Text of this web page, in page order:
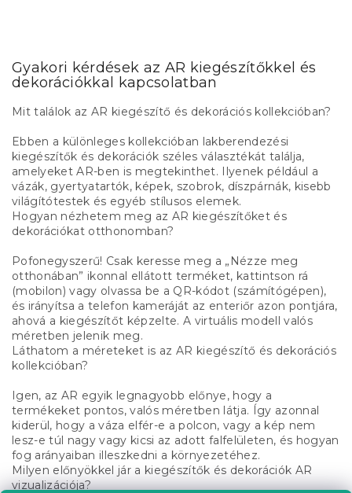
Gyakori kérdések az AR kiegészítőkkel és
dekorációkkal kapcsolatban
Mit találok az AR kiegészítő és dekorációs kollekcióban?
Ebben a különleges kollekcióban lakberendezési
kiegészítők és dekorációk széles választékát találja,
amelyeket AR-ben is megtekinthet. Ilyenek például a
vázák, gyertyatartók, képek, szobrok, díszpárnák, kisebb
világítótestek és egyéb stílusos elemek.
Hogyan nézhetem meg az AR kiegészítőket és
dekorációkat otthonomban?
Pofonegyszerű! Csak keresse meg a „ Nézze meg
otthonában” ikonnal ellátott terméket, kattintson rá
(mobilon) vagy olvassa be a QR-kódot (számítógépen),
és irányítsa a telefon kameráját az enteriőr azon pontjára,
ahová a kiegészítőt képzelte. A virtuális modell valós
méretben jelenik meg.
Láthatom a méreteket is az AR kiegészítő és dekorációs
kollekcióban?
Igen, az AR egyik legnagyobb előnye, hogy a
termékeket pontos, valós méretben látja. Így azonnal
kiderül, hogy a váza elfér-e a polcon, vagy a kép nem
lesz-e túl nagy vagy kicsi az adott falfelületen, és hogyan
fog arányaiban illeszkedni a környezetéhez.
Milyen előnyökkel jár a kiegészítők és dekorációk AR
vizualizációja?